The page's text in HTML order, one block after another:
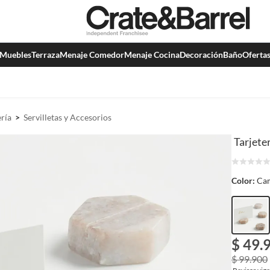
MueblesTerrazaMenaje ComedorMenaje CocinaDecoraciónBañoOfertas
Servilletas y Accesorios
Color:
$
$ 99.900